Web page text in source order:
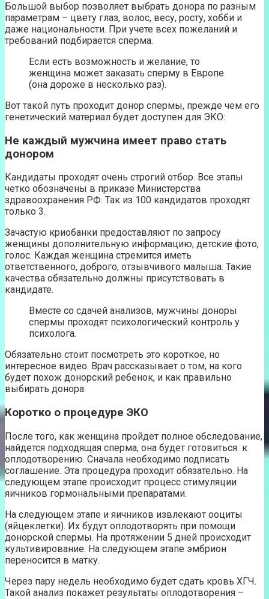
Большой выбор позволяет выбрать донора по разным
параметрам – цвету глаз, волос, весу, росту, хобби и
даже национальности. При учете всех пожеланий и
требований подбирается сперма.
Если есть возможность и желание, то
женщина может заказать сперму в Европе
(она дороже в несколько раз).
Вот такой путь проходит донор спермы, прежде чем его
генетический материал будет доступен для ЭКО:
Не каждый мужчина имеет право стать
донором
Кандидаты проходят очень строгий отбор. Все этапы
четко обозначены в приказе Министерства
здравоохранения РФ. Так из 100 кандидатов проходят
только 3.
Зачастую криобанки предоставляют по запросу
женщины дополнительную информацию, детские фото,
голос. Каждая женщина стремится иметь
ответственного, доброго, отзывчивого малыша. Такие
качества обязательно должны присутствовать в
кандидате.
Вместе со сдачей анализов, мужчины доноры
спермы проходят психологический контроль у
психолога.
Обязательно стоит посмотреть это короткое, но
интересное видео. Врач рассказывает о том, на кого
будет похож донорский ребенок, и как правильно
выбирать донора:
Коротко о процедуре ЭКО
После того, как женщина пройдет полное обследование,
найдется подходящая сперма, она будет готовиться к
оплодотворению. Сначала необходимо подписать
соглашение. Эта процедура проходит обязательно. На
следующем этапе происходит процесс стимуляции
яичников гормональными препаратами.
На следующем этапе и яичников извлекают ооциты
(яйцеклетки). Их будут оплодотворять при помощи
донорской спермы. На протяжении 5 дней происходит
культивирование. На следующем этапе эмбрион
переносится в матку.
Через пару недель необходимо будет сдать кровь ХГЧ.
Такой анализ покажет результаты оплодотворения –